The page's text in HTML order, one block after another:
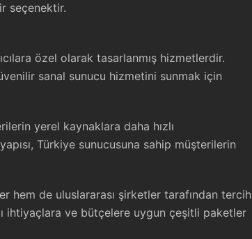
seçenektir.
özel olarak tasarlanmış hizmetlerdir.
sanal sunucu hizmetini sunmak için
yerel kaynaklara daha hızlı
Türkiye sunucusuna sahip müşterilerin
hem de uluslararası şirketler tarafından tercih
ihtiyaçlara ve bütçelere uygun çeşitli paketler